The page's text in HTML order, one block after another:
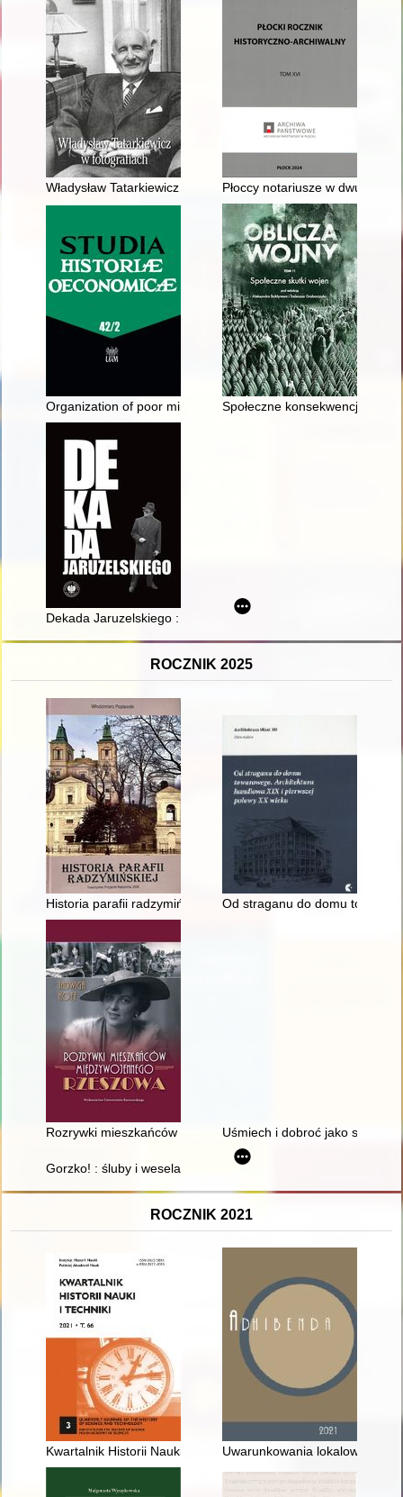
Władysław Tatarkiewicz w fotografiachPłoccy notariusze w
Organization of poor minors labor by charity societies in the
Społeczne konsekwencje
Dekada Jaruzelskiego : z historii politycznej PRL 1980-1989/90
ROCZNIK 2025
Historia parafii radzymińskiej Od straganu do domu
Rozrywki mieszkańców międzywojennego Rzeszowa
Uśmiech i dobroć jako sposób
Gorzko! : śluby i wesela : 1975-1990 = Bitter! : weddings :
ROCZNIK 2021
Kwartalnik Historii Nauki i Techniki. T. 66, nr 3 (2021)
Uwarunkowania lokalowe